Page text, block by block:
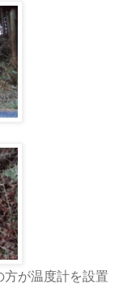
が温度計を設置